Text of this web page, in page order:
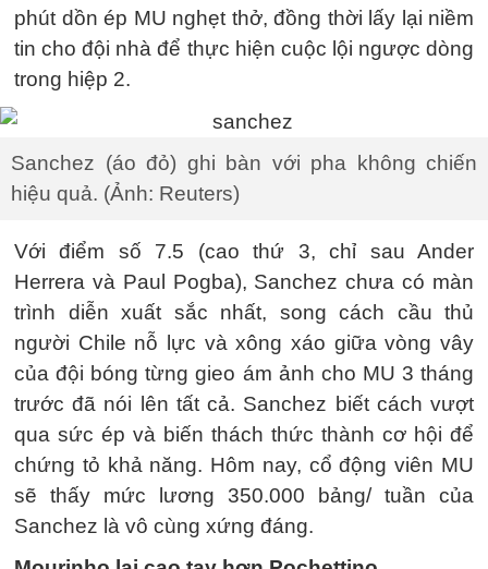
phút dồn ép MU nghẹt thở, đồng thời lấy lại niềm
tin cho đội nhà để thực hiện cuộc lội ngược dòng
trong hiệp 2.
Sanchez (áo đỏ) ghi bàn với pha không chiến
hiệu quả. (Ảnh: Reuters)
Với điểm số 7.5 (cao thứ 3, chỉ sau Ander
Herrera và Paul Pogba), Sanchez chưa có màn
trình diễn xuất sắc nhất, song cách cầu thủ
người Chile nỗ lực và xông xáo giữa vòng vây
của đội bóng từng gieo ám ảnh cho MU 3 tháng
trước đã nói lên tất cả. Sanchez biết cách vượt
qua sức ép và biến thách thức thành cơ hội để
chứng tỏ khả năng. Hôm nay, cổ động viên MU
sẽ thấy mức lương 350.000 bảng/ tuần của
Sanchez là vô cùng xứng đáng.